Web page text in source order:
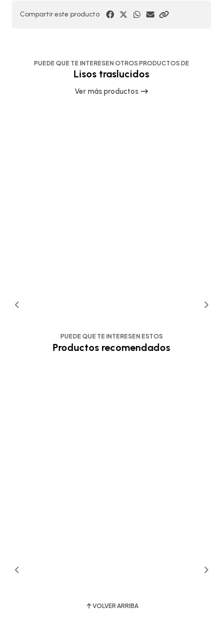
Compartir este producto
PUEDE QUE TE INTERESEN OTROS PRODUCTOS DE
Lisos traslucidos
Ver más productos
PUEDE QUE TE INTERESEN ESTOS
Productos recomendados
VOLVER ARRIBA